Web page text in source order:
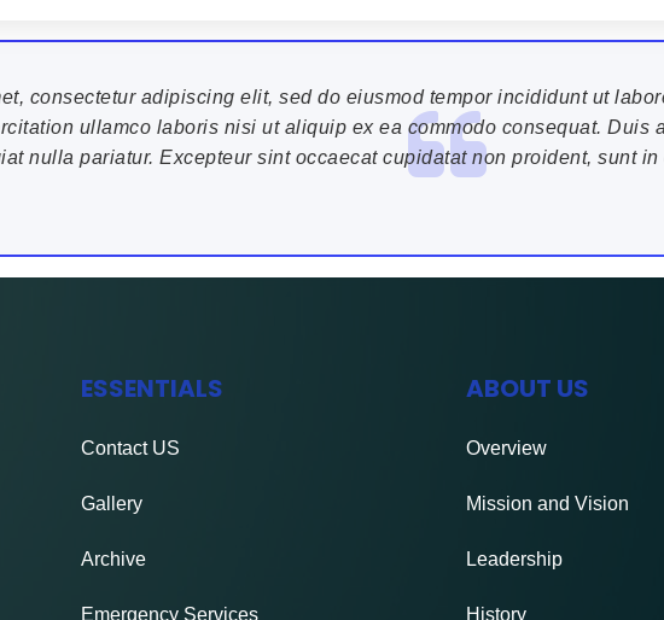
consectetur adipiscing elit, sed do eiusmod tempor incididunt ut
ullamco laboris nisi ut aliquip ex ea commodo consequat.
nulla pariatur. Excepteur sint occaecat cupidatat non proident, sunt
ESSENTIALS
ContactUS
Gallery
Archive
Emergency Services
ABOUT US
Overview
Mission and Vision
Leadership
History